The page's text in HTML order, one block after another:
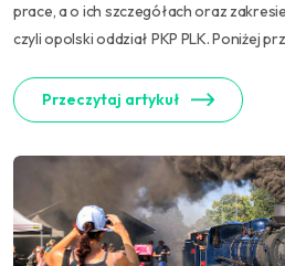
prace, a o ich szczegółach oraz
czyli opolski oddział PKP PLK. Poniżej
Przeczytaj artykuł